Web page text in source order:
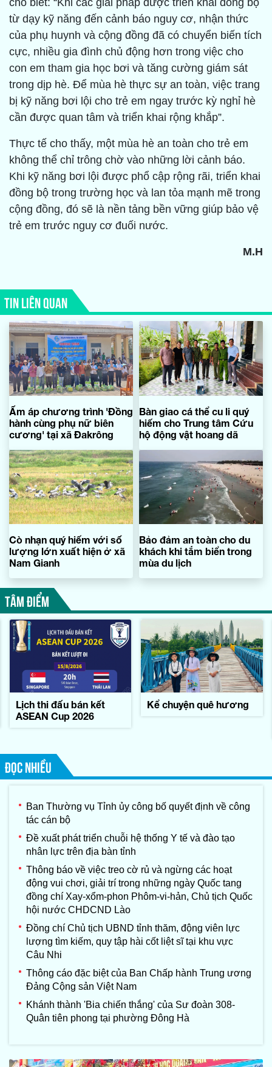
cho biết: “Khi các giải pháp được triển khai đồng bộ
từ dạy kỹ năng đến cảnh báo nguy cơ, nhận thức
của phụ huynh và cộng đồng đã có chuyển biến tích
cực, nhiều gia đình chủ động hơn trong việc cho
con em tham gia học bơi và tăng cường giám sát
trong dịp hè. Để mùa hè thực sự an toàn, việc trang
bị kỹ năng bơi lội cho trẻ em ngay trước kỳ nghỉ hè
cần được quan tâm và triển khai rộng khắp”.
Thực tế cho thấy, một mùa hè an toàn cho trẻ em
không thể chỉ trông chờ vào những lời cảnh báo.
Khi kỹ năng bơi lội được phổ cập rộng rãi, triển khai
đồng bộ trong trường học và lan tỏa mạnh mẽ trong
cộng đồng, đó sẽ là nền tảng bền vững giúp bảo vệ
trẻ em trước nguy cơ đuối nước.
M.H
TIN LIÊN QUAN
Ấm áp chương trình 'Đồng
hành cùng phụ nữ biên
cương' tại xã Đakrông
Bàn giao cá thể cu li quý
hiếm cho Trung tâm Cứu
hộ động vật hoang dã
Cò nhạn quý hiếm với số
lượng lớn xuất hiện ở xã
Nam Gianh
Bảo đảm an toàn cho du
khách khi tắm biển trong
mùa du lịch
TÂM ĐIỂM
Lịch thi đấu bán kết
ASEAN Cup 2026
Kể chuyện quê hương
ĐỌC NHIỀU
Ban Thường vụ Tỉnh ủy công bố quyết định về công
tác cán bộ
Đề xuất phát triển chuỗi hệ thống Y tế và đào tạo
nhân lực trên địa bàn tỉnh
Thông báo về việc treo cờ rủ và ngừng các hoạt
động vui chơi, giải trí trong những ngày Quốc tang
đồng chí Xay-xổm-phon Phôm-vi-hản, Chủ tịch Quốc
hội nước CHDCND Lào
Đồng chí Chủ tịch UBND tỉnh thăm, động viên lực
lượng tìm kiếm, quy tập hài cốt liệt sĩ tại khu vực
Câu Nhi
Thông cáo đặc biệt của Ban Chấp hành Trung ương
Đảng Cộng sản Việt Nam
Khánh thành 'Bia chiến thắng' của Sư đoàn 308-
Quân tiên phong tại phường Đông Hà